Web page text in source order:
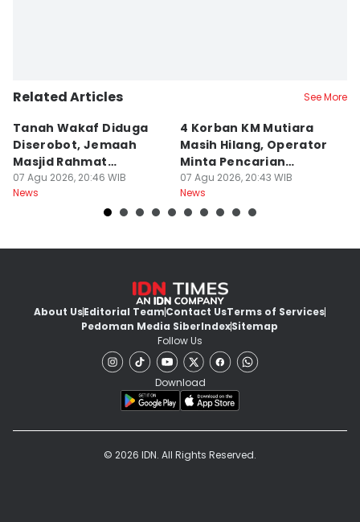
Related Articles See More
Tanah Wakaf Diduga
Diserobot, Jemaah
Masjid Rahmat
Surabaya Protes
07 Agu 2026, 20:46 WIB
News
4 Korban KM Mutiara
Masih Hilang, Operator
Minta Pencarian
Dilanjut
07 Agu 2026, 20:43 WIB
News
About UsEditorial TeamContact UsTerms of Services
Pedoman Media SiberIndexSitemap
Follow Us
Download
© 2026 IDN. All Rights Reserved.